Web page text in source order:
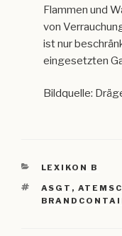
Flam­men und
von
ist nur
eingesetzten
Bildquelle:
KATEGORIEN
LEXIKON B
ASGT ,